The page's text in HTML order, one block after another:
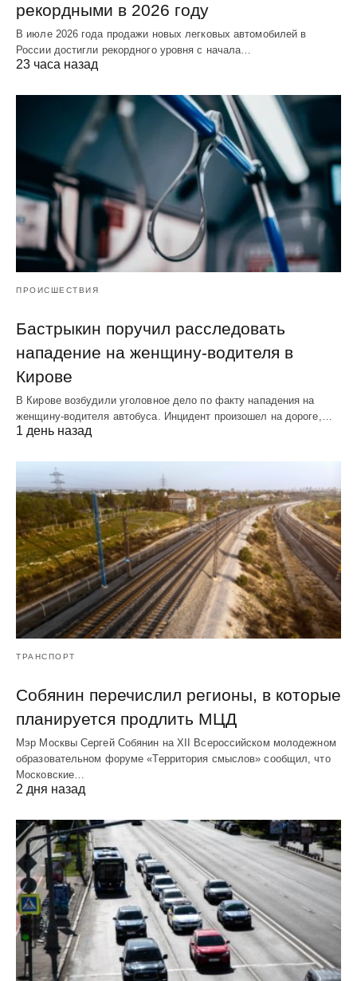
рекордными в 2026 году
В июле 2026 года продажи новых легковых автомобилей в
России достигли рекордного уровня с начала…
23 часа назад
ПРОИСШЕСТВИЯ
Бастрыкин поручил расследовать
нападение на женщину-водителя в
Кирове
В Кирове возбудили уголовное дело по факту нападения на
женщину-водителя автобуса. Инцидент произошел на дороге,…
1 день назад
ТРАНСПОРТ
Собянин перечислил регионы, в которые
планируется продлить МЦД
Мэр Москвы Сергей Собянин на XII Всероссийском молодежном
образовательном форуме «Территория смыслов» сообщил, что
Московские…
2 дня назад